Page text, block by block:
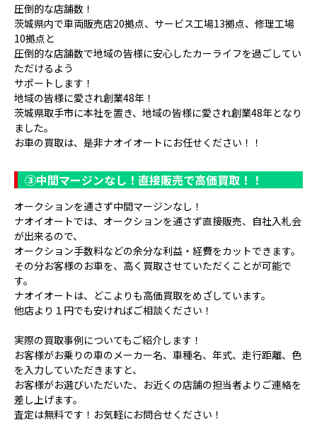
圧倒的な店舗数！
茨城県内で車両販売店20拠点、サービス工場13拠点、修理工場
10拠点と
圧倒的な店舗数で地域の皆様に安心したカーライフを過ごしてい
ただけるよう
サポートします！
地域の皆様に愛され創業48年！
茨城県取手市に本社を置き、地域の皆様に愛され創業48年となり
ました。
お車の買取は、是非ナオイオートにお任せください！！
③中間マージンなし！直接販売で高価買取！！
オークションを通さず中間マージンなし！
ナオイオートでは、オークションを通さず直接販売、自社入札会
が出来るので、
オークション手数料などの余分な利益・経費をカットできます。
その分お客様のお車を、高く買取させていただくことが可能で
す。
ナオイオートは、どこよりも高価買取をめざしています。
他店より１円でも安ければご相談ください！
実際の買取事例についてもご紹介します！
お客様がお乗りの車のメーカー名、車種名、年式、走行距離、色
を入力していただきますと、
お客様がお選びいただいた、お近くの店舗の担当者よりご連絡を
差し上げます。
査定は無料です！お気軽にお問合せください！